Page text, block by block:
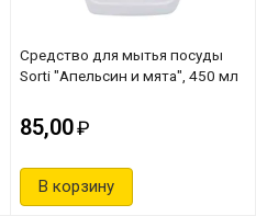
Средство для мытья посуды
Sorti "Апельсин и мята", 450 мл
85,00
В корзину